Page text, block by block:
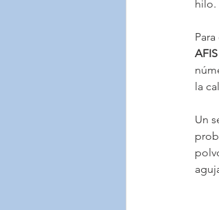
hilo.
la
Un